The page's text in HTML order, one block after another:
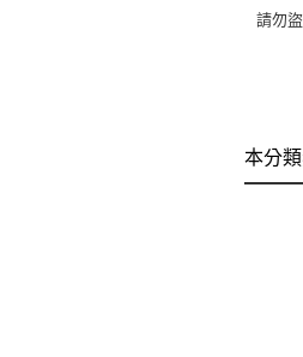
請勿
本分